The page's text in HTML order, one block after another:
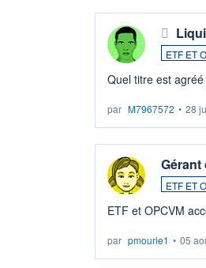
ETF ET
Quel titre est
par M7967572 • 28
Gérant
ETF ET
ETF
par pmourie1 • 05